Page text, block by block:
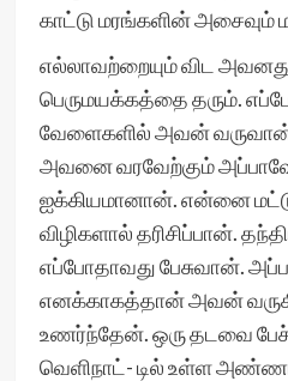
காட்டு மரங்களின்
எல்லாவற்றையும் விட
பெருமயக்கத்தை தரும்.
வேளைகளில் அவன்
அவனை வரவேற்கும்
ஐக்கியமானான். என்னை
விழிகளால் தரிசிப்பான்.
எப்போதாவது பேசுவான்.
எனக்காகத்தான் அவன்
உணர்ந்தேன். ஒரு தடவை
வெளிநாட்- டில் உள்ள